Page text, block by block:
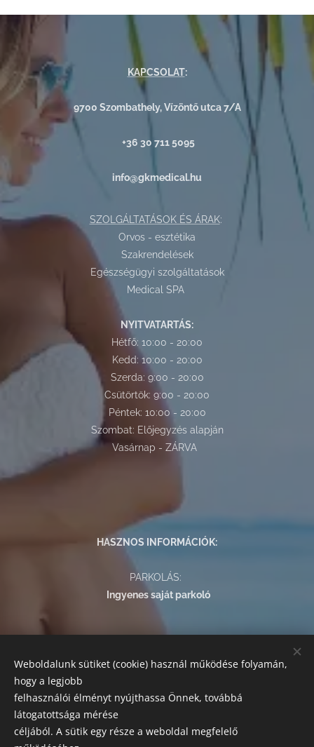
KAPCSOLAT:
9700 Szombathely, Vízöntő utca 7/A
+36 30 711 5095
info@gkmedical.hu
SZOLGÁLTATÁSOK ÉS ÁRAK:
Orvos - esztétika
Szakrendelések
Egészségügyi szolgáltatások
Medical SPA
NYITVATARTÁS:
Hétfő: 10:00 - 20:00
Kedd: 10:00 - 20:00
Szerda: 9:00 - 20:00
Csütörtök: 9:00 - 20:00
Péntek: 10:00 - 20:00
Szombat: Előjegyzés alapján
Vasárnap - ZÁRVA
HASZNOS INFORMÁCIÓK:
PARKOLÁS:
Ingyenes saját parkoló
Az alábbi módokon egyenlítheti ki szolgáltatásaink árát:
készpénz, bankkártyás fizetés, SZÉP kártya.
SZAKRENDELÉSEK
Előzetes előjegyzés szükséges!
Weboldalunk sütiket (cookie) használ működése folyamán,
hogy a legjobb
felhasználói élményt nyújthassa Önnek, továbbá
látogatottsága mérése
céljából. A sütik egy része a weboldal megfelelő